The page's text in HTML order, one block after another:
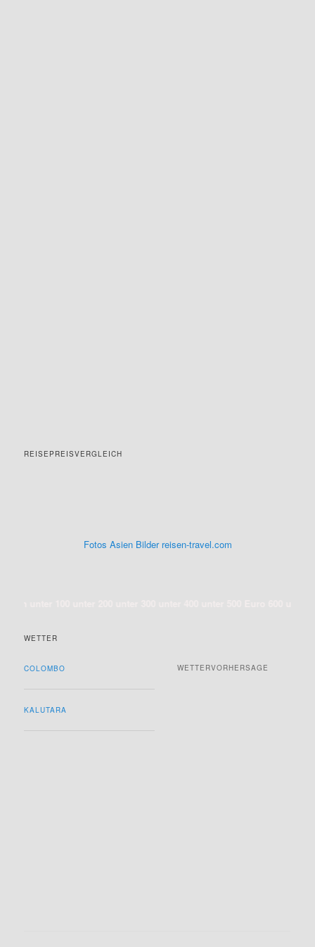
REISEPREISVERGLEICH
Fotos Asien Bilder reisen-travel.com
WETTER
COLOMBO
KALUTARA
WETTERVORHERSAGE